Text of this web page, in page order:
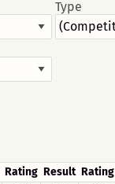
Type
Rating Result Rating